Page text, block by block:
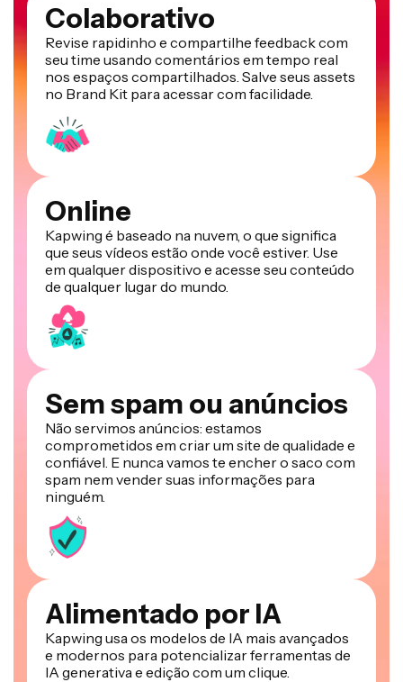
Colaborativo
Revise rapidinho e compartilhe feedback com
seu time usando comentários em tempo real
nos espaços compartilhados. Salve seus assets
no Brand Kit para acessar com facilidade.
Online
Kapwing é baseado na nuvem, o que significa
que seus vídeos estão onde você estiver. Use
em qualquer dispositivo e acesse seu conteúdo
de qualquer lugar do mundo.
Sem spam ou anúncios
Não servimos anúncios: estamos
comprometidos em criar um site de qualidade e
confiável. E nunca vamos te encher o saco com
spam nem vender suas informações para
ninguém.
Alimentado por IA
Kapwing usa os modelos de IA mais avançados
e modernos para potencializar ferramentas de
IA generativa e edição com um clique.